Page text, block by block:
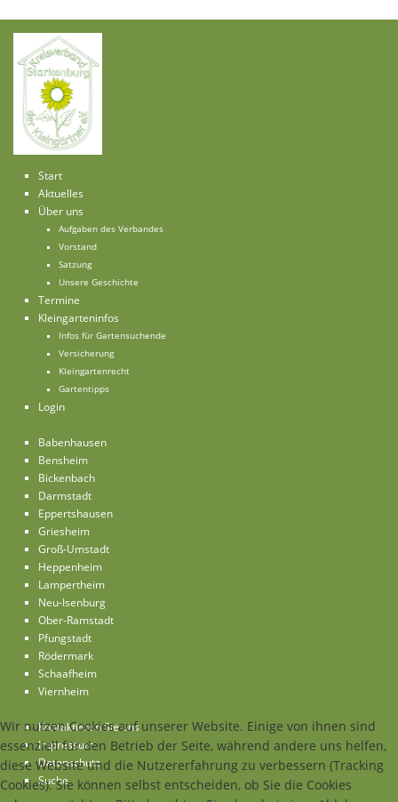
Start
Aktuelles
Über uns
Aufgaben des Verbandes
Vorstand
Satzung
Unsere Geschichte
Termine
Kleingarteninfos
Infos für Gartensuchende
Versicherung
Kleingartenrecht
Gartentipps
Login
Babenhausen
Bensheim
Bickenbach
Darmstadt
Eppertshausen
Griesheim
Groß-Umstadt
Heppenheim
Lampertheim
Neu-Isenburg
Ober-Ramstadt
Pfungstadt
Rödermark
Schaafheim
Viernheim
Kontaktieren Sie uns
Impressum
Datenschutz
Suche
Wir nutzen Cookies auf unserer Website. Einige von ihnen sind
essenziell für den Betrieb der Seite, während andere uns helfen,
diese Website und die Nutzererfahrung zu verbessern (Tracking
Cookies). Sie können selbst entscheiden, ob Sie die Cookies